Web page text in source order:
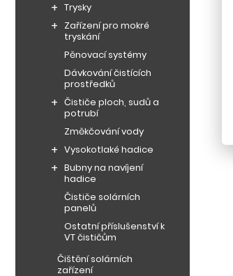
Trysky
Zařízení pro mokré
tryskání
Pěnovací systémy
Dávkování čistících
prostředků
Čističe ploch, sudů a
potrubí
Změkčování vody
Vysokotlaké hadice
Bubny na navíjení
hadice
Čističe solárních
panelů
Ostatní příslušenství k
VT čističům
Čištění solárních
zařízení